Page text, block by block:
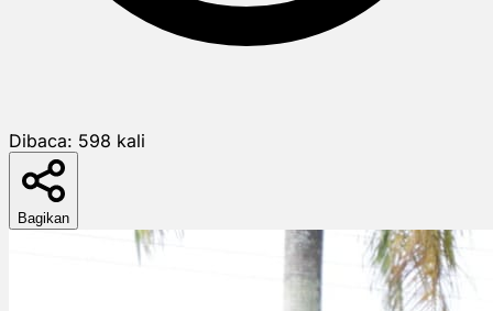
Dibaca: 598 kali
Bagikan